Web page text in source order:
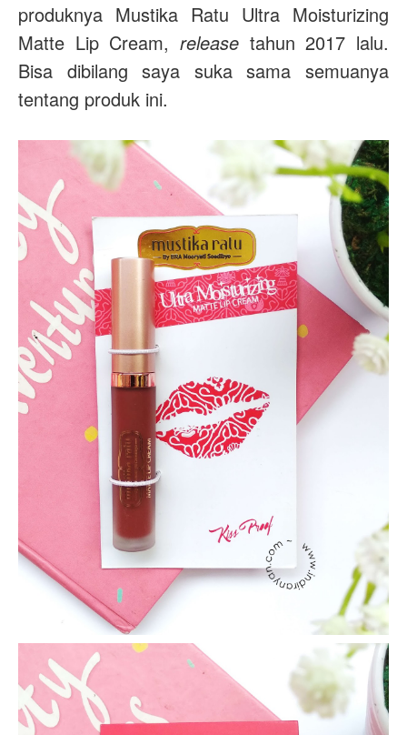
produknya Mustika Ratu Ultra Moisturizing
Matte Lip Cream, release tahun 2017 lalu.
Bisa dibilang saya suka sama semuanya
tentang produk ini.